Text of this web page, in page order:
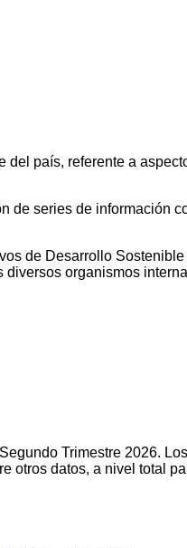
del país, referente a
de series de información
de Desarrollo
diversos organismos
Trimestre 2026.
otros datos, a nivel total